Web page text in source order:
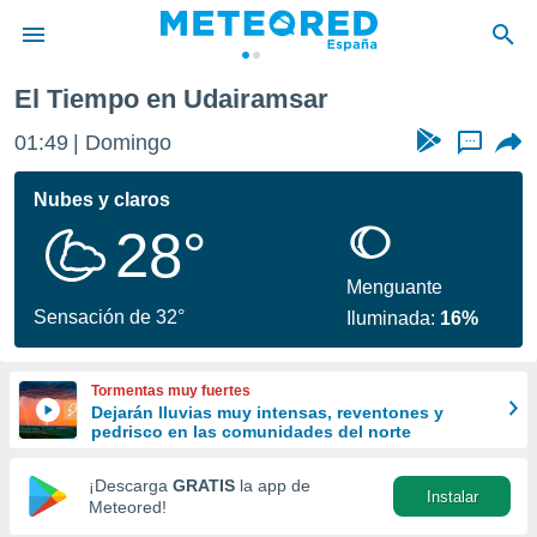
de
por
se
calidad.
a este
las
y
forma
digital
basada
El Tiempo en Udairamsar
01:49 Domingo ...
Nubes y claros
28°
Sensación de 32°
Menguante
Iluminada: 16%
Tormentas muy fuertes
Dejarán lluvias muy intensas, reventones y
pedrisco en las comunidades del norte
¡Descarga GRATIS la app de
Meteored!
Instalar